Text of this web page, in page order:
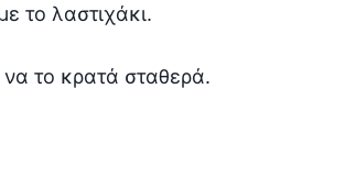
το λαστιχάκι.
το κρατά σταθερά.